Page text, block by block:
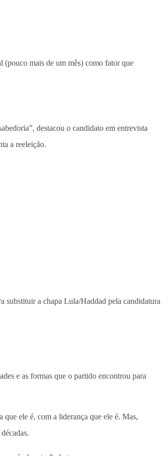
(pouco mais de um mês) como fator que
destacou o candidato em entrevista
a reeleição.
substituir a chapa Lula/Haddad pela candidatura
e as formas que o partido encontrou para
ele é, com a liderança que ele é. Mas,